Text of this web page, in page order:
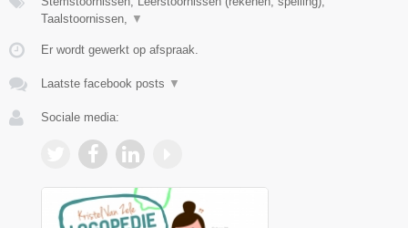
Taalstoornissen,
▼
Er wordt gewerkt op afspraak.
Laatste facebook posts ▼
Sociale media: